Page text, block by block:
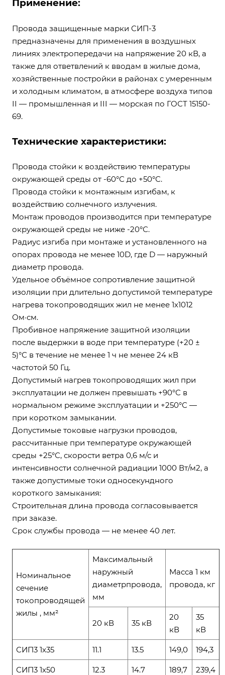
Применение:
Провода защищенные марки СИП-3
предназначены для применения в воздушных
линиях электропередачи на напряжение 20 кВ, а
также для ответвлений к вводам в жилые дома,
хозяйственные постройки в районах с умеренным
и холодным климатом, в атмосфере воздуха типов
II — промышленная и III — морская по ГОСТ 15150-
69.
Технические характеристики:
Провода стойки к воздействию температуры
окружающей среды от -60°С до +50°С.
Провода стойки к монтажным изгибам, к
воздействию солнечного излучения.
Монтаж проводов производится при температуре
окружающей среды не ниже -20°С.
Радиус изгиба при монтаже и установленного на
опорах провода не менее 10D, где D — наружный
диаметр провода.
Удельное объёмное сопротивление защитной
изоляции при длительно допустимой температуре
нагрева токопроводящих жил не менее 1х1012
Ом·см.
Пробивное напряжение защитной изоляции
после выдержки в воде при температуре (+20 ±
5)°С в течение не менее 1 ч не менее 24 кВ
частотой 50 Гц.
Допустимый нагрев токопроводящих жил при
эксплуатации не должен превышать +90°С в
нормальном режиме эксплуатации и +250°С —
при коротком замыкании.
Допустимые токовые нагрузки проводов,
рассчитанные при температуре окружающей
среды +25°С, скорости ветра 0,6 м/с и
интенсивности солнечной радиации 1000 Вт/м2, а
также допустимые токи односекундного
короткого замыкания:
Строительная длина провода согласовывается
при заказе.
Срок службы провода — не менее 40 лет.
Номинальное
сечение
токопроводящей
жилы , мм²
Максимальный
наружный
диаметрпровода,
мм
Масса 1 км
провода, кг
20 кВ 35 кВ
20
кВ
35
кВ
СИП3 1x35 11.1 13.5 149,0 194,3
СИП3 1x50 12.3 14.7 189,7 239,4